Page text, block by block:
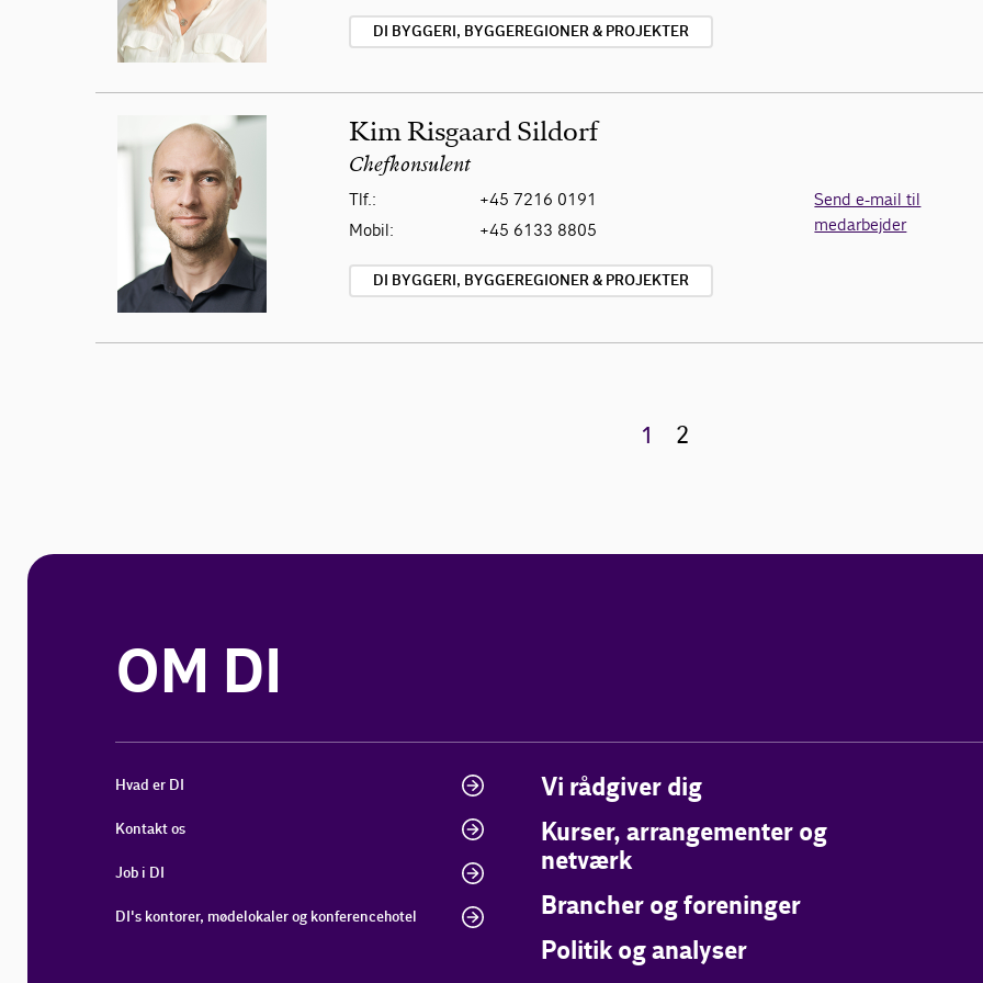
DI BYGGERI, BYGGEREGIONER & PROJEKTER
Kim Risgaard Sildorf
Chefkonsulent
Tlf.:
+45 7216 0191
Mobil:
+45 6133 8805
Send e-mail til
medarbejder
DI BYGGERI, BYGGEREGIONER & PROJEKTER
1 2
OM DI
Hvad er DI
Kontakt os
Job i DI
DI's kontorer, mødelokaler og konferencehotel
Vi rådgiver dig
Kurser, arrangementer og
netværk
Brancher og foreninger
Politik og analyser